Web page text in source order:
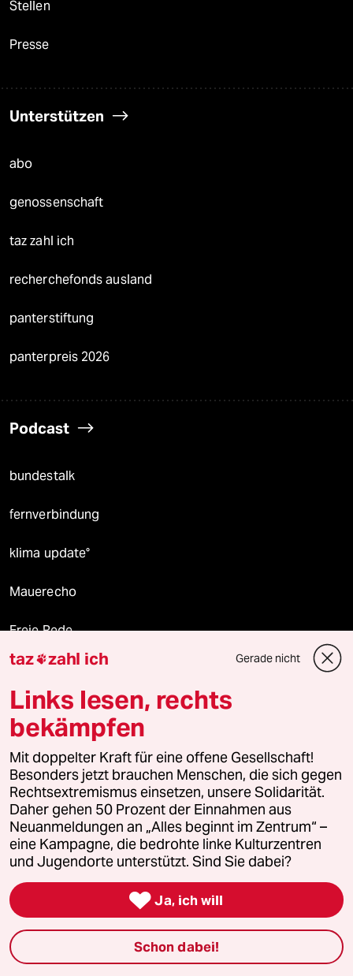
Stellen
Presse
Unterstützen
abo
genossenschaft
taz zahl ich
recherchefonds ausland
panterstiftung
panterpreis 2026
Podcast
bundestalk
fernverbindung
klima update°
Mauerecho
Freie Rede
reingehen
Newsletter
team zukunft
taz frisch
taz zahl ich
taz lab Infobrief
taz zahl ich Gerade nicht
Links lesen, rechts
bekämpfen
Mit doppelter Kraft für eine offene Gesellschaft!
Besonders jetzt brauchen Menschen, die sich gegen
Rechtsextremismus einsetzen, unsere Solidarität.
Daher gehen 50 Prozent der Einnahmen aus
Neuanmeldungen an „Alles beginnt im Zentrum“ –
eine Kampagne, die bedrohte linke Kulturzentren
und Jugendorte unterstützt. Sind Sie dabei?
 Ja, ich will
Schon dabei!